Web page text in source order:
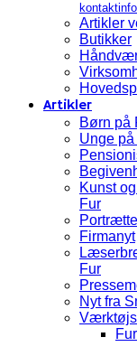
Artikler
Butikker
Artikler
Børn på
Unge på
Kunst
Fur
Firmanyt
Fur
Nyt fra